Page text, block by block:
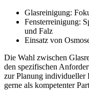
Glasreinigung:
Fensterreinigung:
und Falz
Einsatz von
Die Wahl zwischen
den spezifischen
zur Planung individueller
gerne als kompetenter